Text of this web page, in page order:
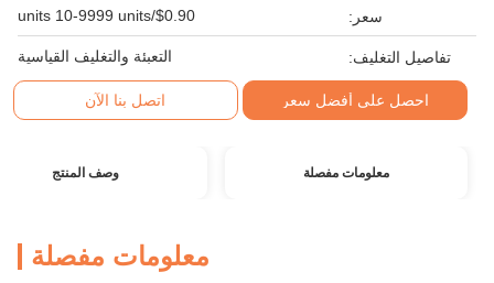
سعر: $0.90/units 10-9999 units
تفاصيل التغليف: التعبئة والتغليف القياسية
احصل على أفضل سعر اتصل بنا الآن
معلومات مفصلة وصف المنتج
معلومات مفصلة